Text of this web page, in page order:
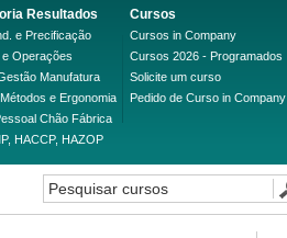
Resultados
e Precificação
Operações
Manufatura
e Ergonomia
Chão Fábrica
HACCP, HAZOP
Cursos
Cursos in Company
Cursos 2026 - Programados
Solicite um curso
Pedido de Curso in Company